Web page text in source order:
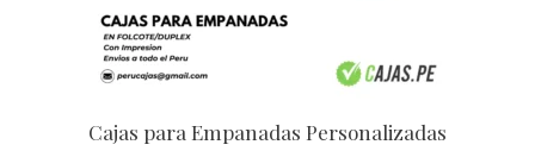
Cajas para Empanadas Personalizadas